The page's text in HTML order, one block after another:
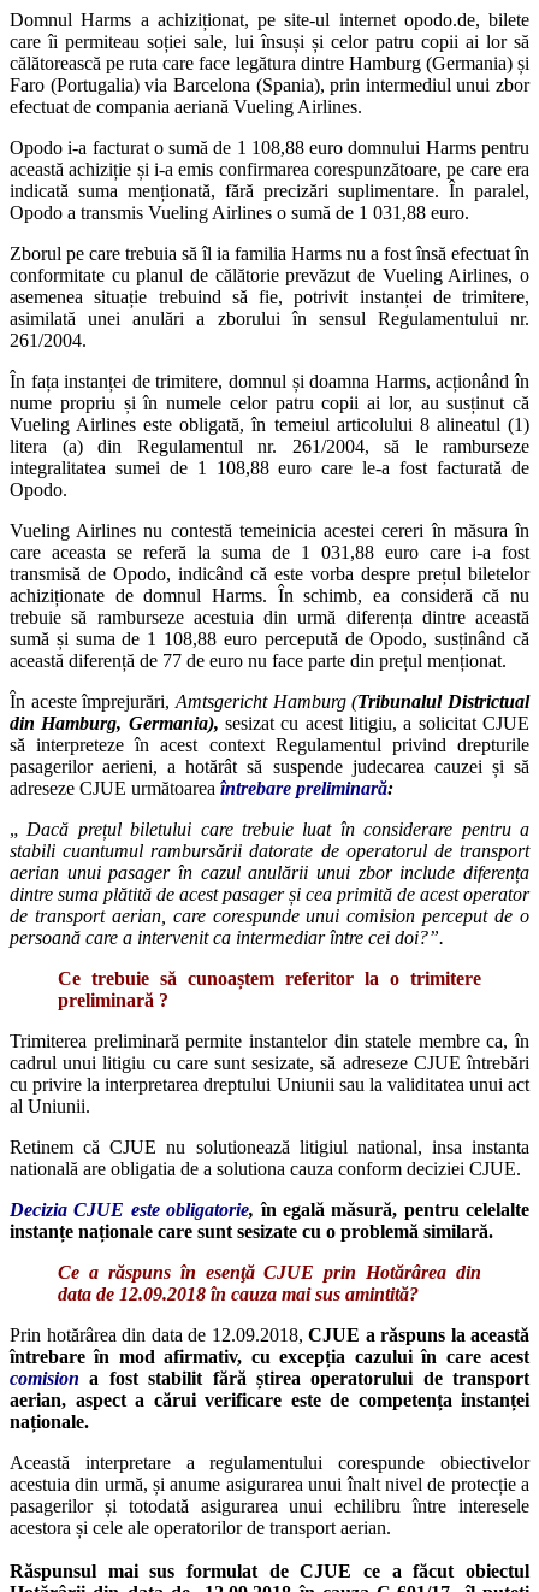
Domnul Harms a achiziționat, pe site-ul internet opodo.de, bilete
care îi permiteau soției sale, lui însuși și celor patru copii ai lor să
călătorească pe ruta care face legătura dintre Hamburg (Germania) și
Faro (Portugalia) via Barcelona (Spania), prin intermediul unui zbor
efectuat de compania aeriană Vueling Airlines.
Opodo i-a facturat o sumă de 1 108,88 euro domnului Harms pentru
această achiziție și i-a emis confirmarea corespunzătoare, pe care era
indicată suma menționată, fără precizări suplimentare. În paralel,
Opodo a transmis Vueling Airlines o sumă de 1 031,88 euro.
Zborul pe care trebuia să îl ia familia Harms nu a fost însă efectuat în
conformitate cu planul de călătorie prevăzut de Vueling Airlines, o
asemenea situație trebuind să fie, potrivit instanței de trimitere,
asimilată unei anulări a zborului în sensul Regulamentului nr.
261/2004.
În fața instanței de trimitere, domnul și doamna Harms, acționând în
nume propriu și în numele celor patru copii ai lor, au susținut că
Vueling Airlines este obligată, în temeiul articolului 8 alineatul (1)
litera (a) din Regulamentul nr. 261/2004, să le ramburseze
integralitatea sumei de 1 108,88 euro care le-a fost facturată de
Opodo.
Vueling Airlines nu contestă temeinicia acestei cereri în măsura în
care aceasta se referă la suma de 1 031,88 euro care i-a fost
transmisă de Opodo, indicând că este vorba despre prețul biletelor
achiziționate de domnul Harms. În schimb, ea consideră că nu
trebuie să ramburseze acestuia din urmă diferența dintre această
sumă și suma de 1 108,88 euro percepută de Opodo, susținând că
această diferență de 77 de euro nu face parte din prețul menționat.
În aceste împrejurări, Amtsgericht Hamburg (Tribunalul Districtual
din Hamburg, Germania), sesizat cu acest litigiu, a solicitat CJUE
să interpreteze în acest context Regulamentul privind drepturile
pasagerilor aerieni, a hotărât să suspende judecarea cauzei și să
adreseze CJUE următoarea întrebare preliminară:
„ Dacă prețul biletului care trebuie luat în considerare pentru a
stabili cuantumul rambursării datorate de operatorul de transport
aerian unui pasager în cazul anulării unui zbor include diferența
dintre suma plătită de acest pasager și cea primită de acest operator
de transport aerian, care corespunde unui comision perceput de o
persoană care a intervenit ca intermediar între cei doi?”.
Ce trebuie să cunoaștem referitor la o trimitere
preliminară ?
Trimiterea preliminară permite instantelor din statele membre ca, în
cadrul unui litigiu cu care sunt sesizate, să adreseze CJUE întrebări
cu privire la interpretarea dreptului Uniunii sau la validitatea unui act
al Uniunii.
Retinem că CJUE nu solutionează litigiul national, insa instanta
natională are obligatia de a solutiona cauza conform deciziei CJUE.
Decizia CJUE este obligatorie,în egală măsură, pentru celelalte
instanțe naționale care sunt sesizate cu o problemă similară.
Ce a răspuns în esenţă CJUE prin Hotărârea din
data de 12.09.2018 în cauza mai sus amintită?
Prin hotărârea din data de 12.09.2018, CJUE a răspuns la această
întrebare în mod afirmativ, cuexcepția cazului în care acest
comision a fost stabilit fără știrea operatorului de transport
aerian, aspect a cărui verificare este de competența instanței
naționale.
Această interpretare a regulamentului corespunde obiectivelor
acestuia din urmă, și anume asigurarea unui înalt nivel de protecție a
pasagerilor și totodată asigurarea unui echilibru între interesele
acestora și cele ale operatorilor de transport aerian.
Răspunsul mai sus formulat de CJUE ce a făcut obiectul